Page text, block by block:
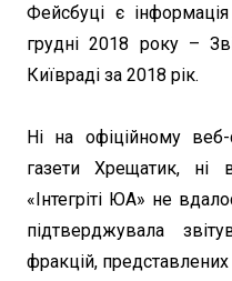
Фейсбуці є
грудні 2018 року –
Київраді за 2018 рік.
Ні на офіційному
газети Хрещатик, ні
«Інтегріті ЮА» не
підтверджувала
фракцій, представлених